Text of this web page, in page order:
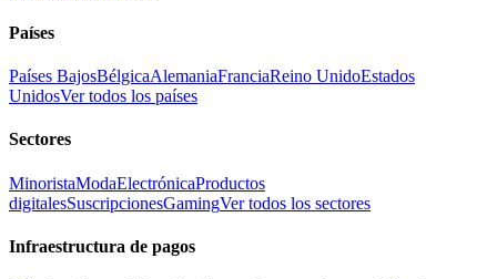
Países
Países BajosBélgicaAlemaniaFranciaReino UnidoEstados
UnidosVer todos los países
Sectores
MinoristaModaElectrónicaProductos
digitalesSuscripcionesGamingVer todos los sectores
Infraestructura de pagos